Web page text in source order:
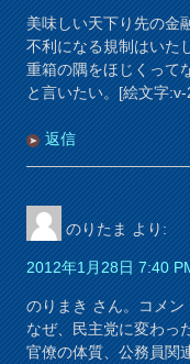
美味しい天下り先の金
不利になる規制はい
重箱の隅をほじくって
と言いたい。[絵文字
返信
のりたま より:
2012年1月28日 7:40
のりまき さん。コメ
なぜ、民主党に変わっ
官僚の体質、公務員関